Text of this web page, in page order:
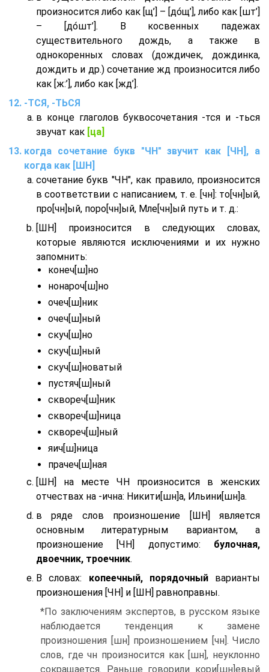
произносится либо как [щ’] – [до́щ’], либо как [шт’]
– [до́шт’]. В косвенных падежах
существительного дождь, а также в
однокоренных словах (дождичек, дождинка,
дождить и др.) сочетание жд произносится либо
как [ж:’], либо как [жд’].
-ТСЯ, -ТЬСЯ
в конце глаголов буквосочетания -тся и -ться
звучат как [ца]
когда сочетание букв "ЧН" звучит как [ЧН], а
когда как [ШН]
сочетание букв "ЧН", как правило, произносится
в соответствии с написанием, т. е. [чн]: то[чн]ый,
про[чн]ый, поро[чн]ый, Мле[чн]ый путь и т. д.:
[ШН] произносится в следующих словах,
которые являются исключениями и их нужно
запомнить:
конеч[ш]но
нонароч[ш]но
очеч[ш]ник
очеч[ш]ный
скуч[ш]но
скуч[ш]ный
скуч[ш]новатый
пустяч[ш]ный
сквореч[ш]ник
сквореч[ш]ница
сквореч[ш]ный
яич[ш]ница
прачеч[ш]ная
[ШН] на месте ЧН произносится в женских
отчествах на -ична: Никити[шн]а, Ильини[шн]а.
в ряде слов произношение [ШН] является
основным литературным вариантом, а
произношение [ЧН] допустимо: булочная,
двоечник, троечник.
В словах: копеечный, порядочныйварианты
произношения [ЧН] и [ШН] равноправны.
*По заключениям экспертов, в русском языке
наблюдается тенденция к замене
произношения [шн] произношением [чн]. Число
слов, где чн произносится как [шн], неуклонно
сокращается. Раньше говорили кори[шн]евый